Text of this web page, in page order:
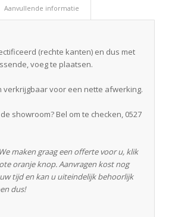
Aanvullende informatie
(rechte kanten) en dus met
voeg te plaatsen.
verkrijgbaar voor een nette afwerking.
showroom? Bel om te checken, 0527
maken graag een offerte voor u, klik
oranje knop. Aanvragen kost nog
tijd en kan u uiteindelijk behoorlijk
dus!